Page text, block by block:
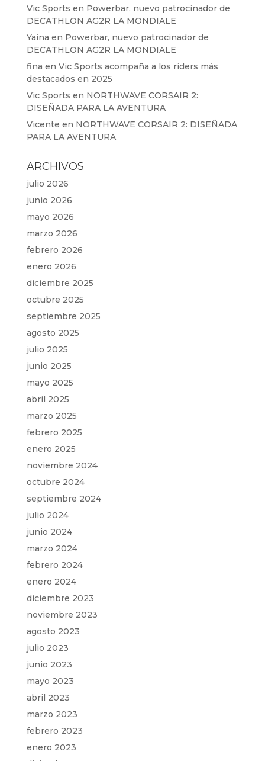
Vic Sports en Powerbar, nuevo patrocinador de
DECATHLON AG2R LA MONDIALE
Yaina en Powerbar, nuevo patrocinador de
DECATHLON AG2R LA MONDIALE
fina en Vic Sports acompaña a los riders más
destacados en 2025
Vic Sports en NORTHWAVE CORSAIR 2:
DISEÑADA PARA LA AVENTURA
Vicente en NORTHWAVE CORSAIR 2: DISEÑADA
PARA LA AVENTURA
ARCHIVOS
julio 2026
junio 2026
mayo 2026
marzo 2026
febrero 2026
enero 2026
diciembre 2025
octubre 2025
septiembre 2025
agosto 2025
julio 2025
junio 2025
mayo 2025
abril 2025
marzo 2025
febrero 2025
enero 2025
noviembre 2024
octubre 2024
septiembre 2024
julio 2024
junio 2024
marzo 2024
febrero 2024
enero 2024
diciembre 2023
noviembre 2023
agosto 2023
julio 2023
junio 2023
mayo 2023
abril 2023
marzo 2023
febrero 2023
enero 2023